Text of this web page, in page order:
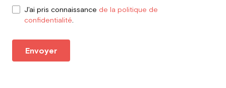
J'ai pris connaissance de la politique de
confidentialité
Envoyer